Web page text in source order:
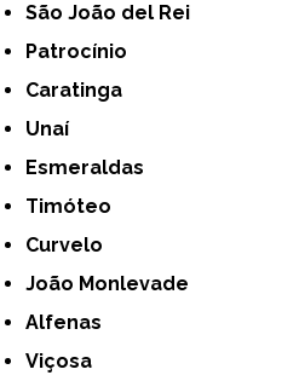
São João del Rei
Patrocínio
Caratinga
Unaí
Esmeraldas
Timóteo
Curvelo
João Monlevade
Alfenas
Viçosa